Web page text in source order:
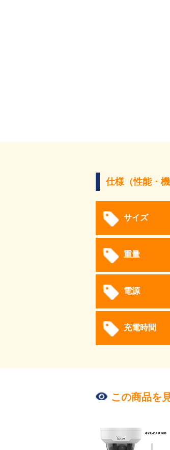
仕様（性能・機
サイズ
重量
電源
充電時間
この商品を